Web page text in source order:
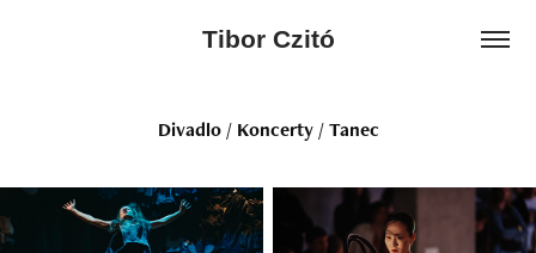
Tibor Czitó
Divadlo / Koncerty / Tanec